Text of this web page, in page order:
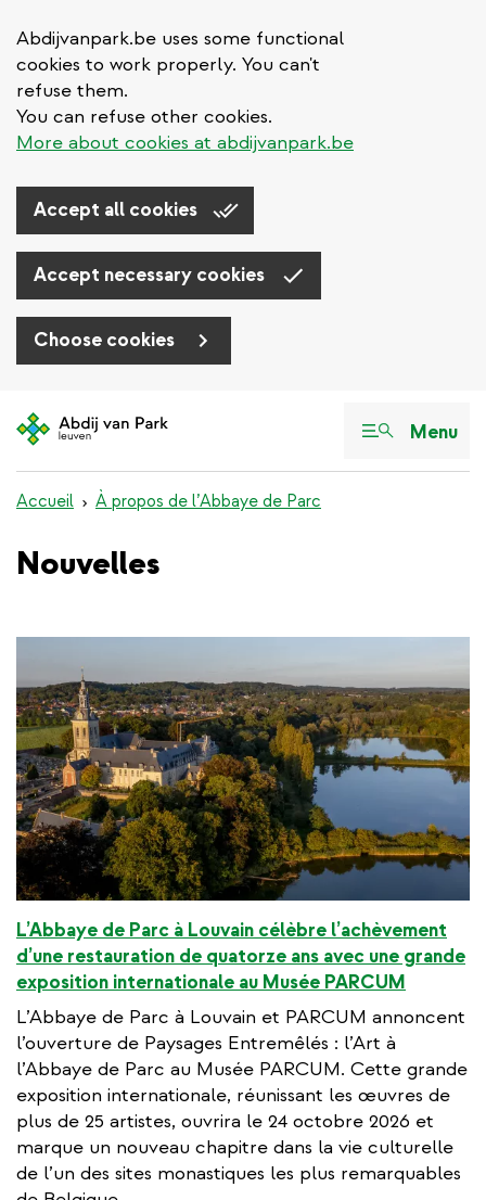
Abdijvanpark.be uses some functional
cookies to work properly. You can't
refuse them.
You can refuse other cookies.
More about cookies at abdijvanpark.be
Accept all cookies
Accept necessary cookies
Choose cookies
au
principal
Menu
Accueil À propos de l’Abbaye de Parc
Nouvelles
L’Abbaye de Parc à Louvain célèbre l’achèvement
d’une restauration de quatorze ans avec une grande
exposition internationale au Musée PARCUM
L’Abbaye de Parc à Louvain et PARCUM annoncent
l’ouverture de Paysages Entremêlés : l’Art à
l’Abbaye de Parc au Musée PARCUM. Cette grande
exposition internationale, réunissant les œuvres de
plus de 25 artistes, ouvrira le 24 octobre 2026 et
marque un nouveau chapitre dans la vie culturelle
de l’un des sites monastiques les plus remarquables